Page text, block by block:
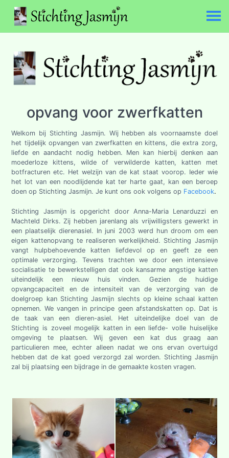
opvang voor zwerfkatten
Welkom bij Stichting Jasmijn. Wij hebben als voornaamste doel
het tijdelijk opvangen van zwerfkatten en kittens, die extra zorg,
liefde en aandacht nodig hebben. Men kan hierbij denken aan
moederloze kittens, wilde of verwilderde katten, katten met
botfracturen etc. Het welzijn van de kat staat voorop. Ieder wie
het lot van een noodlijdende kat ter harte gaat, kan een beroep
doen op Stichting Jasmijn. Je kunt ons ook volgens op Facebook.
Stichting Jasmijn is opgericht door Anna-Maria Lenarduzzi en
Machteld Dirks. Zij hebben jarenlang als vrijwilligsters gewerkt in
een plaatselijk dierenasiel. In juni 2003 werd hun droom om een
eigen kattenopvang te realiseren werkelijkheid. Stichting Jasmijn
vangt hulpbehoevende katten liefdevol op en geeft ze een
optimale verzorging. Tevens trachten we door een intensieve
socialisatie te bewerkstelligen dat ook kansarme angstige katten
uiteindelijk een nieuw huis vinden. Gezien de huidige
opvangcapaciteit en de intensiteit van de verzorging van de
doelgroep kan Stichting Jasmijn slechts op kleine schaal katten
opnemen. We vangen in principe geen afstandskatten op. Dat is
de taak van een dieren-asiel. Het uiteindelijke doel van de
Stichting is zoveel mogelijk katten in een liefde- volle huiselijke
omgeving te plaatsen. Wij geven een kat dus graag aan
particulieren mee, echter alleen nadat we ons ervan overtuigd
hebben dat de kat goed verzorgd zal worden. Stichting Jasmijn
zal bij plaatsing een bijdrage in de gemaakte kosten vragen.